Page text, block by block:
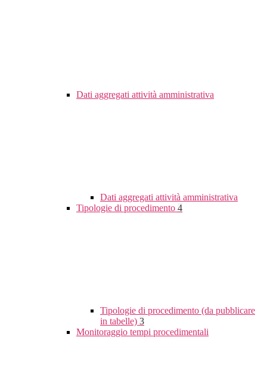
Dati aggregati attività amministrativa
Dati aggregati attività amministrativa
Tipologie di procedimento 4
Tipologie di procedimento (da pubblicare
in tabelle) 3
Monitoraggio tempi procedimentali